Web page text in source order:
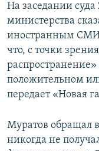
На заседании суда
министерства
иностранным СМИ
что, с точки
положительном
передает «Новая
Муратов обращал
никогда не